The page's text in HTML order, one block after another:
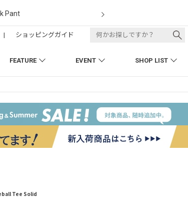
Pant
FEATURE EVENT SHOP LIST
| ショッピングガイド
Tee Solid